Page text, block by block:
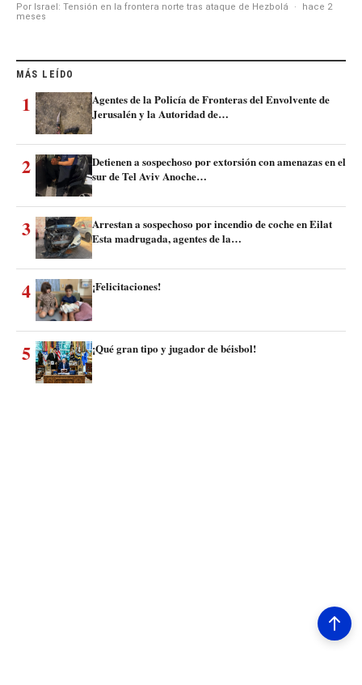
Por Israel: Tensión en la frontera norte tras ataque de Hezbolá ·
hace 2
meses
MÁS LEÍDO
1
Agentes de la Policía de Fronteras del Envolvente de
Jerusalén y la Autoridad de…
2
Detienen a sospechoso por extorsión con amenazas en el
sur de Tel Aviv Anoche…
3
Arrestan a sospechoso por incendio de coche en Eilat
Esta madrugada, agentes de la…
4 ¡Felicitaciones!
5 ¡Qué gran tipo y jugador de béisbol!